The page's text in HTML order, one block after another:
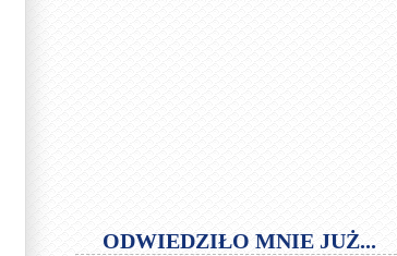
ODWIEDZIŁO MNIE JUŻ...